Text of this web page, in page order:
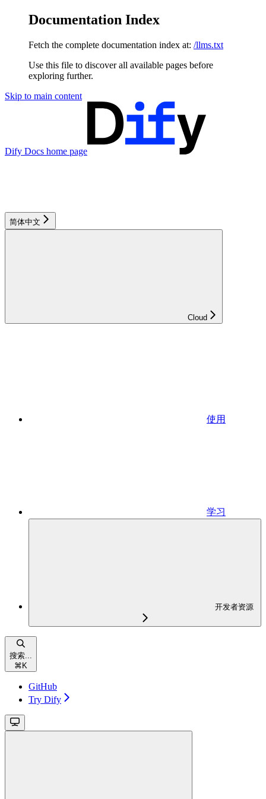
Documentation Index
Fetch the complete documentation index at: /llms.txt
Use this file to discover all available pages before
exploring further.
Skip to main content
Dify Docs home page
简体中文
Cloud
使用
学习
开发者资源
搜索...
⌘ K
GitHub
Try Dify